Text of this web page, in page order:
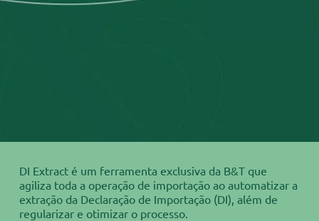
DI Extract é um ferramenta exclusiva da B&T que
agiliza toda a operação de importação ao automatizar a
extração da Declaração de Importação (DI), além de
regularizar e otimizar o processo.